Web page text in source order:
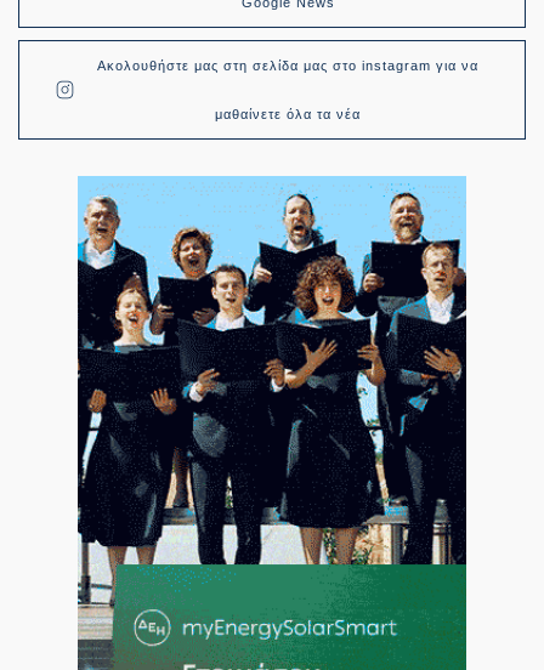
Ακολουθήστε μας στη σελίδα μας στο instagram για να
μαθαίνετε όλα τα νέα